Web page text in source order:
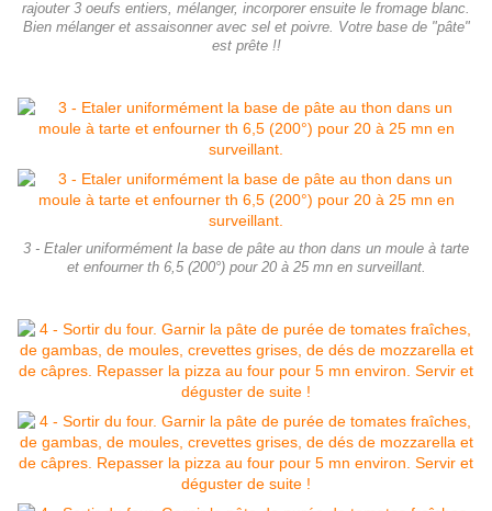
rajouter 3 oeufs entiers, mélanger, incorporer ensuite le fromage blanc.
Bien mélanger et assaisonner avec sel et poivre. Votre base de "pâte"
est prête !!
3 - Etaler uniformément la base de pâte au thon dans un moule à tarte
et enfourner th 6,5 (200°) pour 20 à 25 mn en surveillant.